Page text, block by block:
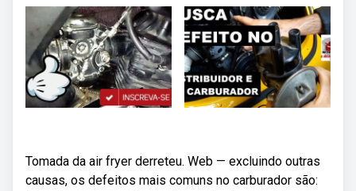
Tomada da air fryer derreteu. Web — excluindo outras
causas, os defeitos mais comuns no carburador são: